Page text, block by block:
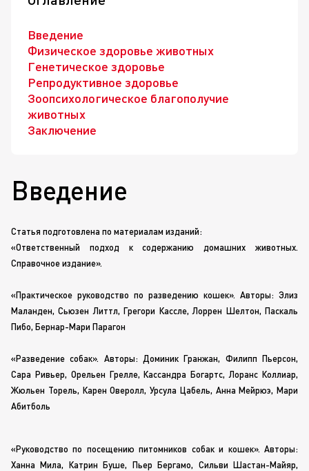
Введение
Физическое здоровье животных
Генетическое здоровье
Репродуктивное здоровье
Зоопсихологическое благополучие
животных
Заключение
Введение
Статья подготовлена по материалам изданий:
«Ответственный подход к содержанию домашних животных.
Справочное издание».
«Практическое руководство по разведению кошек». Авторы: Элиз
Маланден, Сьюзен Литтл, Грегори Кассле, Лоррен Шелтон, Паскаль
Пибо, Бернар-Мари Парагон
«Разведение собак». Авторы: Доминик Гранжан, Филипп Пьерсон,
Сара Ривьер, Орельен Грелле, Кассандра Богартс, Лоранс Коллиар,
Жюльен Торель, Карен Оверолл, Урсула Цабель, Анна Мейрюэ, Мари
Абитболь
«Руководство по посещению питомников собак и кошек». Авторы:
Ханна Мила, Катрин Буше, Пьер Бергамо, Сильви Шастан-Майяр,